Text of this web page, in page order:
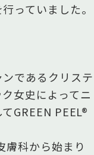
っていました。
であるクリステ
女史によってニ
GREEN PEEL®
膚科から始まり